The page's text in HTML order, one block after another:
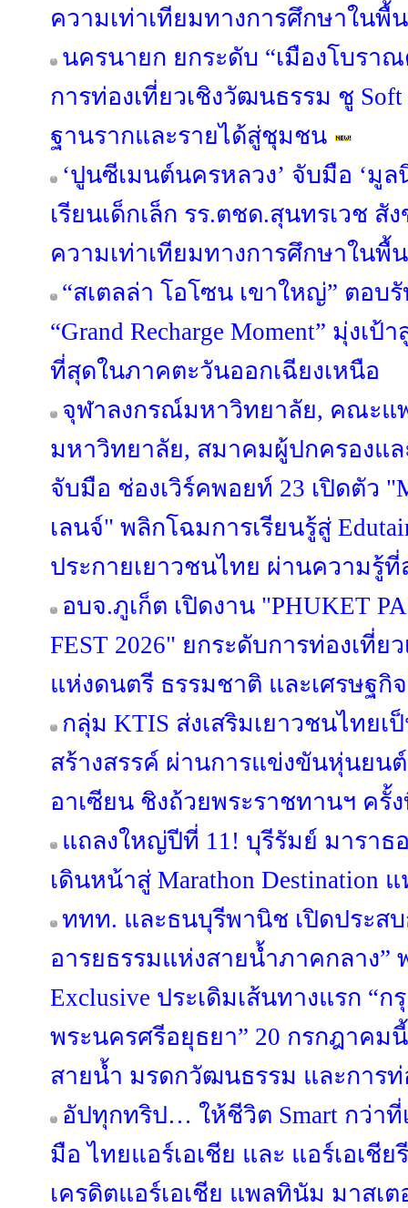
ความเท่าเทียมทางการศึกษาในพื้
นครนายก ยกระดับ “เมืองโบรา
การท่องเที่ยวเชิงวัฒนธรรม ชู Soft
ฐานรากและรายได้สู่ชุมชน
‘ปูนซีเมนต์นครหลวง’ จับมือ ‘มู
เรียนเด็กเล็ก รร.ตชด.สุนทรเวช สั
ความเท่าเทียมทางการศึกษาในพื้
“สเตลล่า โอโซน เขาใหญ่” ตอบ
“Grand Recharge Moment” มุ่งเป้
ที่สุดในภาคตะวันออกเฉียงเหนือ
จุฬาลงกรณ์มหาวิทยาลัย, คณะแ
มหาวิทยาลัย, สมาคมผู้ปกครองแล
จับมือ ช่องเวิร์คพอยท์ 23 เปิดตัว
เลนจ์" พลิกโฉมการเรียนรู้สู่
ประกายเยาวชนไทย ผ่านความรู้ที่
อบจ.ภูเก็ต เปิดงาน "PHUKET
FEST 2026" ยกระดับการท่องเที่ย
แห่งดนตรี ธรรมชาติ และเศรษฐกิ
กลุ่ม KTIS ส่งเสริมเยาวชนไทย
สร้างสรรค์ ผ่านการแข่งขันหุ่นยน
อาเซียน ชิงถ้วยพระราชทานฯ ครั้
แถลงใหญ่ปีที่ 11! บุรีรัมย์ มาราธ
เดินหน้าสู่ Marathon Destination แ
ททท. และธนบุรีพานิช เปิดประสบ
อารยธรรมแห่งสายน้ำภาคกลาง”
Exclusive ประเดิมเส้นทางแรก “ก
พระนครศรีอยุธยา” 20 กรกฎาคม
สายน้ำ มรดกวัฒนธรรม และการท่
อัปทุกทริป… ให้ชีวิต Smart กว่าที่
มือ ไทยแอร์เอเชีย และ แอร์เอเชีย
เครดิตแอร์เอเชีย แพลทินัม มาสเ